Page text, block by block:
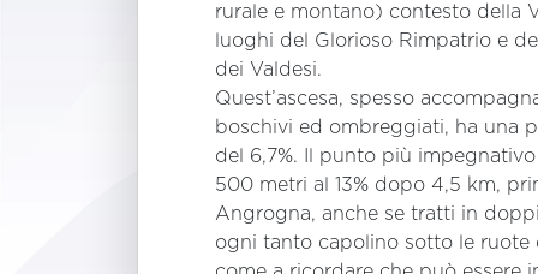
rurale e montano) contesto della
luoghi del Glorioso Rimpatrio e
dei Valdesi.
Quest’ascesa, spesso
boschivi ed ombreggiati, ha una
del 6,7%. Il punto più
500 metri al 13% dopo 4,5 km,
Angrogna, anche se tratti in
ogni tanto capolino sotto le ruote